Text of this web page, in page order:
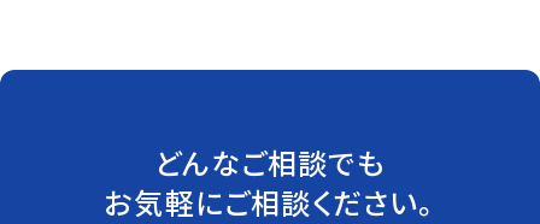
どんなご相談でも
お気軽にご相談ください。